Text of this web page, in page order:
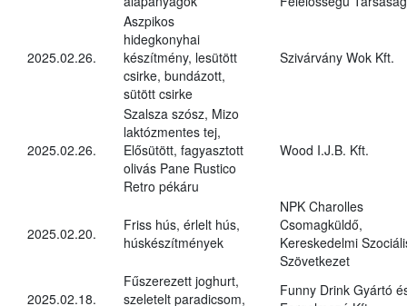
2025.02.26.
Aszpikos
hidegkonyhai
készítmény, lesütött
csirke, bundázott,
sütött csirke
Szivárvány Wok Kft.
2025.02.26.
Szalsza szósz, Mizo
laktózmentes tej,
Elősütött, fagyasztott
olivás Pane Rustico
Retro pékáru
Wood I.J.B. Kft.
2025.02.20.
Friss hús, érlelt hús,
húskészítmények
NPK Charolles
Csomagküldő,
Kereskedelmi
Szövetkezet
2025.02.18.
Fűszerezett joghurt,
szeletelt paradicsom,
Funny Drink Gyártó